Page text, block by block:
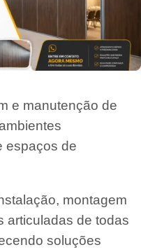
e manutenção de
espaços de
montagem
articuladas de todas
soluções